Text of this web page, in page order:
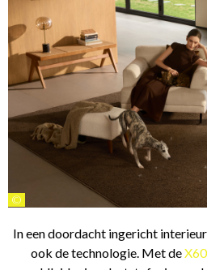
©
In een doordacht ingericht
ook de technologie. Met de